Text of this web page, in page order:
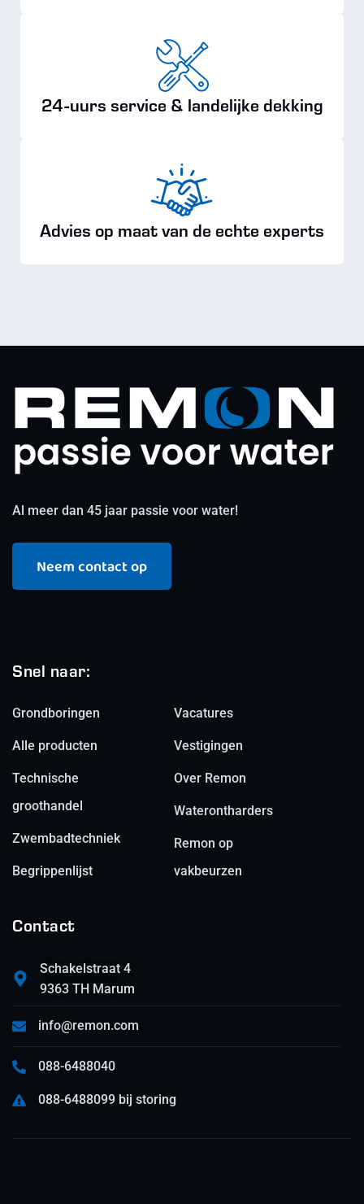
24-uurs service & landelijke dekking
Advies op maat van de echte experts
Al meer dan 45 jaar passie voor water!
Neem contact op
Snel naar:
Grondboringen
Alle producten
Technische
groothandel
Zwembadtechniek
Begrippenlijst
Vacatures
Vestigingen
Over Remon
Waterontharders
Remon op
vakbeurzen
Contact
Schakelstraat 4
9363 TH Marum
info@remon.com
088-6488040
088-6488099 bij storing